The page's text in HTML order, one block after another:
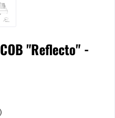
"Reflecto" -